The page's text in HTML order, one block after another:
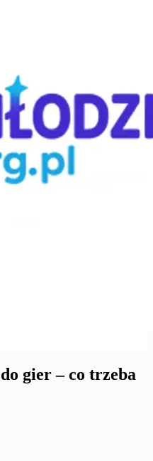
gier – co trzeba